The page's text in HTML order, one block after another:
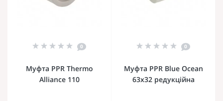
0
Муфта PPR Thermo
Alliance 110
0
Муфта PPR Blue Ocean
63х32 редукційна